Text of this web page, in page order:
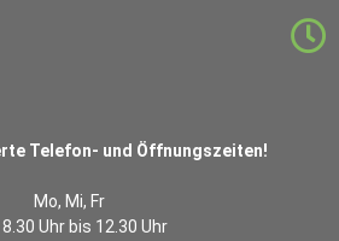
Telefon- und Öffnungszeiten!
Mo, Mi, Fr
Uhr bis 12.30 Uhr